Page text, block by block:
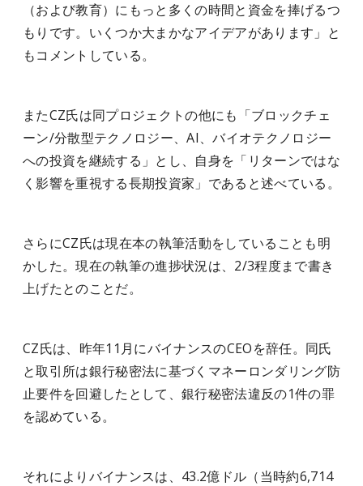
（および教育）にもっと多くの時間と資金を捧げるつ
もりです。いくつか大まかなアイデアがあります」と
もコメントしている。
またCZ氏は同プロジェクトの他にも「ブロックチェ
ーン/分散型テクノロジー、AI、バイオテクノロジー
への投資を継続する」とし、自身を「リターンではな
く影響を重視する長期投資家」であると述べている。
さらにCZ氏は現在本の執筆活動をしていることも明
かした。現在の執筆の進捗状況は、2/3程度まで書き
上げたとのことだ。
CZ氏は、昨年11月にバイナンスのCEOを辞任。同氏
と取引所は銀行秘密法に基づくマネーロンダリング防
止要件を回避したとして、銀行秘密法違反の1件の罪
を認めている。
それによりバイナンスは、43.2億ドル（当時約6,714